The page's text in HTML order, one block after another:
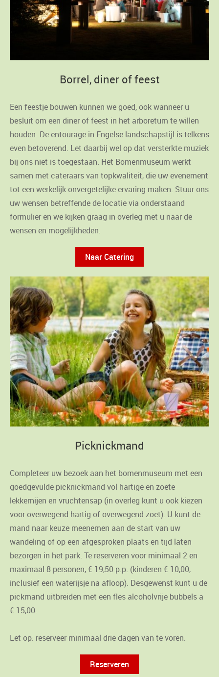
Borrel, diner of feest
Een feestje bouwen kunnen we goed, ook wanneer u
besluit om een diner of feest in het arboretum te willen
houden. De entourage in Engelse landschapstijl is telkens
even betoverend. Let daarbij wel op dat versterkte muziek
bij ons niet is toegestaan. Het Bomenmuseum werkt
samen met cateraars van topkwaliteit, die uw evenement
tot een werkelijk onvergetelijke ervaring maken. Stuur ons
uw wensen betreffende de locatie via onderstaand
formulier en we kijken graag in overleg met u naar de
wensen en mogelijkheden.
Naar Catering
Picknickmand
Completeer uw bezoek aan het bomenmuseum met een
goedgevulde picknickmand vol hartige en zoete
lekkernijen en vruchtensap (in overleg kunt u ook kiezen
voor overwegend hartig of overwegend zoet). U kunt de
mand naar keuze meenemen aan de start van uw
wandeling of op een afgesproken plaats en tijd laten
bezorgen in het park. Te reserveren voor minimaal 2 en
maximaal 8 personen, € 19,50 p.p. (kinderen € 10,00,
inclusief een waterijsje na afloop). Desgewenst kunt u de
pickmand uitbreiden met een fles alcoholvrije bubbels a
€ 15,00.
Let op: reserveer minimaal drie dagen van te voren.
Reserveren